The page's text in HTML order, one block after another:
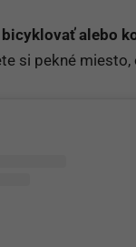
bicyklovať alebo
si pekné